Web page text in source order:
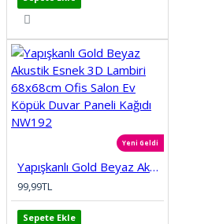
Yeni Geldi
Yapışkanlı Gold Beyaz Akustik Esnek 3D Lambiri 68x68cm Ofis Salon Ev Köpük Duvar Paneli Kağıdı NW192
99,99TL
Sepete Ekle